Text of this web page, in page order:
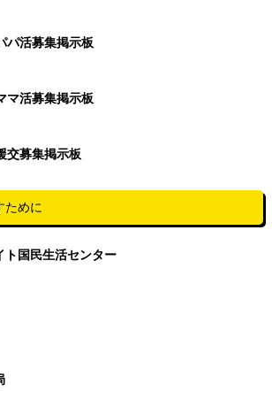
パ活募集掲示板
マ活募集掲示板
交募集掲示板
ために
ト国民生活センター